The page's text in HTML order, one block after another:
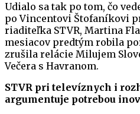
Udialo sa tak po tom, čo
po Vincentovi Štofaníkovi
riaditeľka STVR, Martina
mesiacov predtým robila
zrušila relácie Milujem
Večera s Havranom.
STVR pri televíznych i
argumentuje potrebou